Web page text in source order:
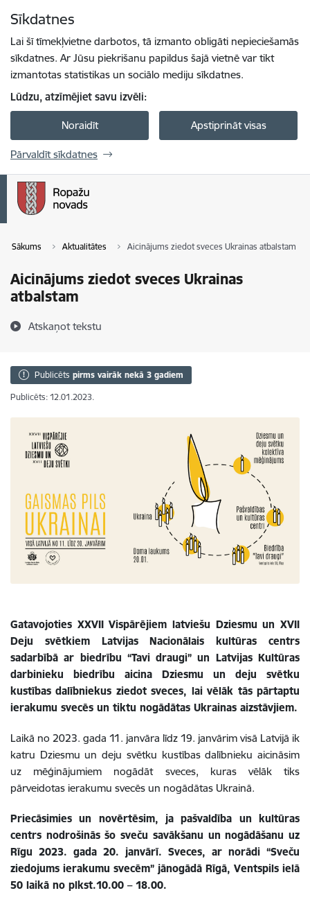
Sīkdatnes
Lai šī tīmekļvietne darbotos, tā izmanto obligāti nepieciešamās
sīkdatnes. Ar Jūsu piekrišanu papildus šajā vietnē var tikt
izmantotas statistikas un sociālo mediju sīkdatnes.
Lūdzu, atzīmējiet savu izvēli:
Noraidīt Apstiprināt visas
Pārvaldīt sīkdatnes
Sākums Aktualitātes Aicinājums ziedot sveces Ukrainas atbalstam
Aicinājums ziedot sveces Ukrainas
atbalstam
Atskaņot tekstu
Publicēts pirms vairāk nekā 3 gadiem
Publicēts: 12.01.2023.
Gatavojoties XXVII Vispārējiem latviešu Dziesmu un XVII
Deju svētkiem Latvijas Nacionālais kultūras centrs
sadarbībā ar biedrību “Tavi draugi” un Latvijas Kultūras
darbinieku biedrību aicina Dziesmu un deju svētku
kustības dalībniekus ziedot sveces, lai vēlāk tās pārtaptu
ierakumu svecēs un tiktu nogādātas Ukrainas aizstāvjiem.
Laikā no 2023. gada 11. janvāra līdz 19. janvārim visā Latvijā ik
katru Dziesmu un deju svētku kustības dalībnieku aicināsim
uz mēģinājumiem nogādāt sveces, kuras vēlāk tiks
pārveidotas ierakumu svecēs un nogādātas Ukrainā.
Priecāsimies un novērtēsim, ja pašvaldība un kultūras
centrs nodrošinās šo sveču savākšanu un nogādāšanu uz
Rīgu 2023. gada 20. janvārī. Sveces, ar norādi “Sveču
ziedojums ierakumu svecēm” jānogādā Rīgā, Ventspils ielā
50 laikā no plkst.10.00 – 18.00.